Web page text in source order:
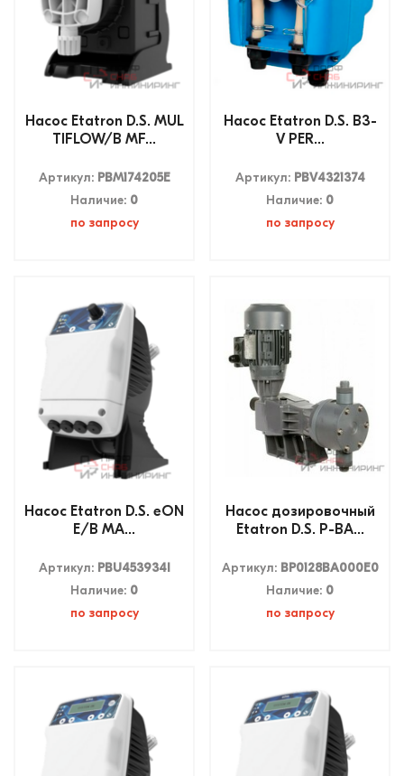
Насос Etatron D.S. MUL
TIFLOW/B MF...
Артикул: PBM174205E
Наличие: 0
по запросу
Насос Etatron D.S. B3-
V PER...
Артикул: PBV4321374
Наличие: 0
по запросу
Насос Etatron D.S. eON
E/B MA...
Артикул: PBU453934I
Наличие: 0
по запросу
Насос дозировочный
Etatron D.S. P-BA...
Артикул: BP0128BA000E0
Наличие: 0
по запросу